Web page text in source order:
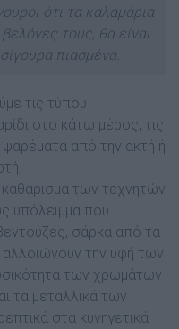
ότι τα καλαμάρια
τους, θα είναι
πιασμένα.
τις τύπου
στο κάτω μέρος, τις
ψαρέματα από την ακτή ή
των τεχνητών
υπόλειμμα που
σάρκα από τα
αλλοιώνουν την υφή των
των χρωμάτων
τα μεταλλικά των
στα κυνηγετικά